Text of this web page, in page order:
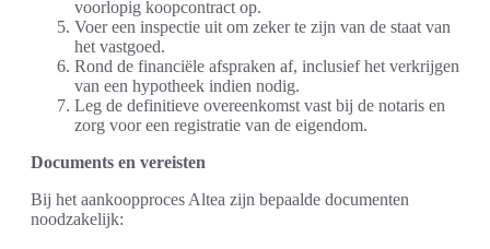
voorlopig koopcontract op.
Voer een inspectie uit om zeker te zijn van de staat van
het vastgoed.
Rond de financiële afspraken af, inclusief het verkrijgen
van een hypotheek indien nodig.
Leg de definitieve overeenkomst vast bij de notaris en
zorg voor een registratie van de eigendom.
Documents en vereisten
Bij het aankoopproces Altea zijn bepaalde documenten
noodzakelijk: